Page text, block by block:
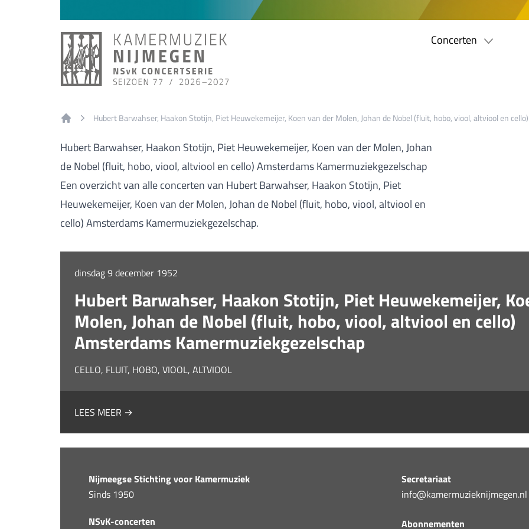
Concerten
Hubert Barwahser, Haakon Stotijn, Piet Heuwekemeijer, Koen van der Molen, Johan de Nobel (fluit, hobo, viool, altviool en
Hubert Barwahser, Haakon Stotijn, Piet Heuwekemeijer, Koen van der Molen, Johan
de Nobel (fluit, hobo, viool, altviool en cello) Amsterdams Kamermuziekgezelschap
Een overzicht van alle concerten van Hubert Barwahser, Haakon Stotijn, Piet
Heuwekemeijer, Koen van der Molen, Johan de Nobel (fluit, hobo, viool, altviool en
cello) Amsterdams Kamermuziekgezelschap.
dinsdag 9 december 1952
Hubert Barwahser, Haakon Stotijn, Piet Heuwekemeijer,
Molen, Johan de Nobel (fluit, hobo, viool, altviool en cello)
Amsterdams Kamermuziekgezelschap
CELLO, FLUIT, HOBO, VIOOL, ALTVIOOL
LEES MEER →
Nijmeegse Stichting voor Kamermuziek
Sinds 1950
NSvK-concerten
Secretariaat
info@kamermuzieknijmegen.nl
Abonnementen